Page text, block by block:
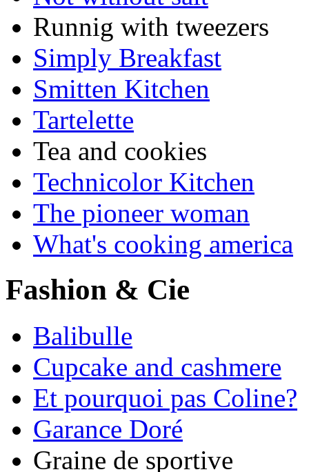
Runnig with tweezers
Simply Breakfast
Smitten Kitchen
Tartelette
Tea and cookies
Technicolor Kitchen
The pioneer woman
What's cooking america
Fashion & Cie
Balibulle
Cupcake and cashmere
Et pourquoi pas Coline?
Garance Doré
Graine de sportive